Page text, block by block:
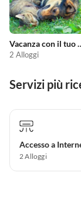
Vacanza con
2 Alloggi
Servizi più
Accesso a
2 Alloggi